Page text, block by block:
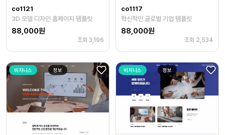
co1121
3D 모델 디자인 홈페이지 템플릿
88,000원
조회 3,196
co1117
혁신적인 글로벌 기업 템플릿
88,000원
조회 2,534
정보
비지니스 정보
비지니스